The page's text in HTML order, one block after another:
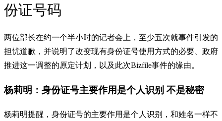
份证号码
两位部长在约一个半小时的记者会上，至少五次就事件引发的
担忧道歉，并说明了改变现有身份证号使用方式的必要、政府
推进这一调整的原定计划，以及此次Bizfile事件的缘由。
杨莉明：身份证号主要作用是个人识别 不是秘密
杨莉明提醒，身份证号的主要作用是个人识别，和姓名一样不